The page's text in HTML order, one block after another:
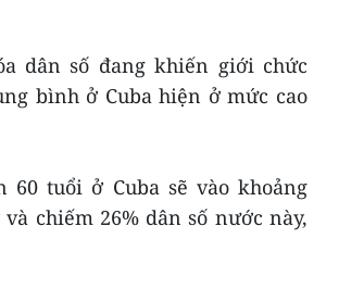
dân số đang khiến giới chức
bình ở Cuba hiện ở mức cao
60 tuổi ở Cuba sẽ vào khoảng
chiếm 26% dân số nước này,